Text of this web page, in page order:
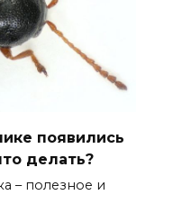
появились
делать?
– полезное и